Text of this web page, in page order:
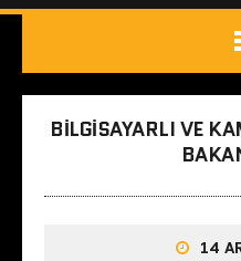
BILGISAYARLI VE
14